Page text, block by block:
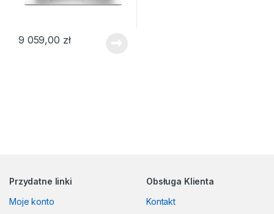
9 059,00 zł
Przydatne linki
Moje konto
Obsługa Klienta
Kontakt